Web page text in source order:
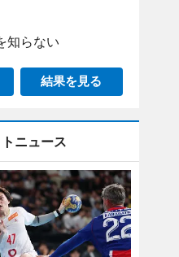
知らない
結果を見る
ニュース